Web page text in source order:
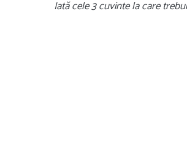
Iată cele 3 cuvinte la care